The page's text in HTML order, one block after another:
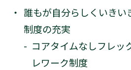
誰もが自分らしくいきい
制度の充実
- コアタイムなしフレッ
レワーク制度